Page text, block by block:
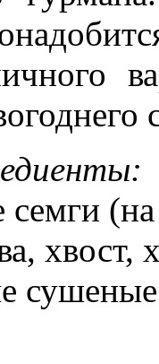
семги
хвост,